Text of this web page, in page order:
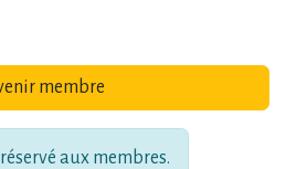
membre
aux membres.